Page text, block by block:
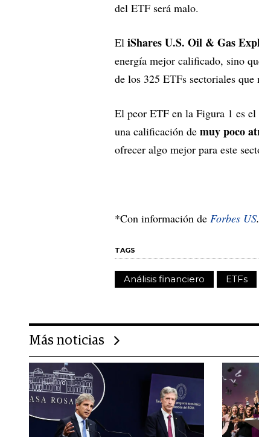
del ETF será malo.
El iShares U.S. Oil & Gas
energía mejor calificado, sino
de los 325 ETFs sectoriales que
El peor ETF en la Figura 1 es el
una calificación de muy poco
ofrecer algo mejor para este
*Con información de Forbes US.
TAGS
Análisis financiero ETFs
Más noticias